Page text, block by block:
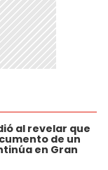
al revelar que
de un
en Gran